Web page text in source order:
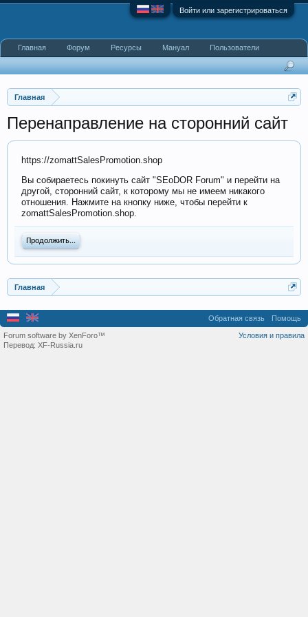
Войти или зарегистрироваться
Главная
Перенаправление на сторонний сайт
https://zomattSalesPromotion.shop
Вы собираетесь покинуть сайт "SEoDOR Forum" и перейти на
другой, сторонний сайт, к которому мы не имеем никакого
отношения. Нажмите на кнопку ниже, чтобы перейти к
zomattSalesPromotion.shop.
Продолжить...
Главная
Главная Форум Ресурсы Мануал Пользователи
Обратная связь Помощь
Условия и правила
Forum software by XenForo™
Перевод: XF-Russia.ru